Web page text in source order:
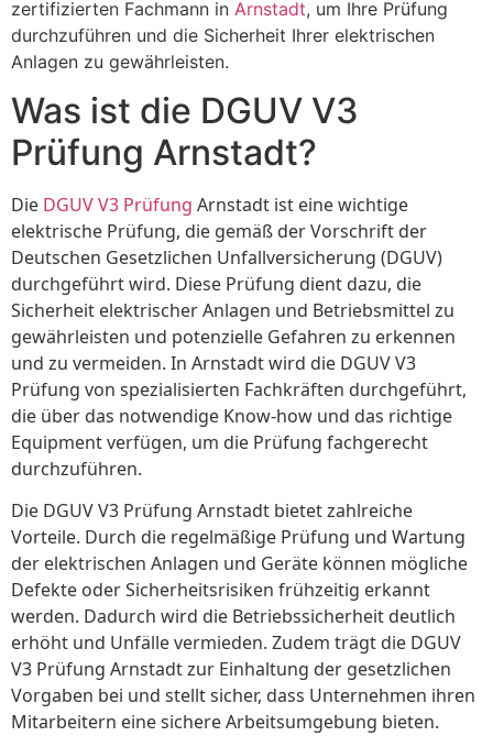
zertifizierten Fachmann in Arnstadt, um Ihre Prüfung
durchzuführen und die Sicherheit Ihrer elektrischen
Anlagen zu gewährleisten.
Was ist die DGUV V3
Prüfung Arnstadt?
Die DGUV V3 Prüfung Arnstadt ist eine wichtige
elektrische Prüfung, die gemäß der Vorschrift der
Deutschen Gesetzlichen Unfallversicherung (DGUV)
durchgeführt wird. Diese Prüfung dient dazu, die
Sicherheit elektrischer Anlagen und Betriebsmittel zu
gewährleisten und potenzielle Gefahren zu erkennen
und zu vermeiden. In Arnstadt wird die DGUV V3
Prüfung von spezialisierten Fachkräften durchgeführt,
die über das notwendige Know-how und das richtige
Equipment verfügen, um die Prüfung fachgerecht
durchzuführen.
Die DGUV V3 Prüfung Arnstadt bietet zahlreiche
Vorteile. Durch die regelmäßige Prüfung und Wartung
der elektrischen Anlagen und Geräte können mögliche
Defekte oder Sicherheitsrisiken frühzeitig erkannt
werden. Dadurch wird die Betriebssicherheit deutlich
erhöht und Unfälle vermieden. Zudem trägt die DGUV
V3 Prüfung Arnstadt zur Einhaltung der gesetzlichen
Vorgaben bei und stellt sicher, dass Unternehmen ihren
Mitarbeitern eine sichere Arbeitsumgebung bieten.